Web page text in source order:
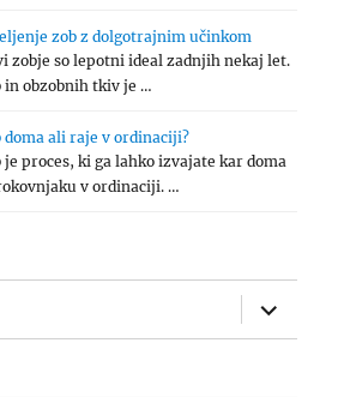
zob z dolgotrajnim učinkom
zobje so lepotni ideal zadnjih nekaj let.
in obzobnih tkiv je …
doma ali raje v ordinaciji?
je proces, ki ga lahko izvajate kar doma
v ordinaciji. …
expand
child
menu